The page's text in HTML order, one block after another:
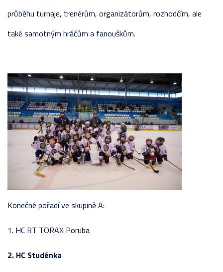
průběhu turnaje, trenérům, organizátorům, rozhodčím, ale
také samotným hráčům a fanouškům.
Konečné pořadí ve skupině A:
1. HC RT TORAX Poruba
2. HC Studénka